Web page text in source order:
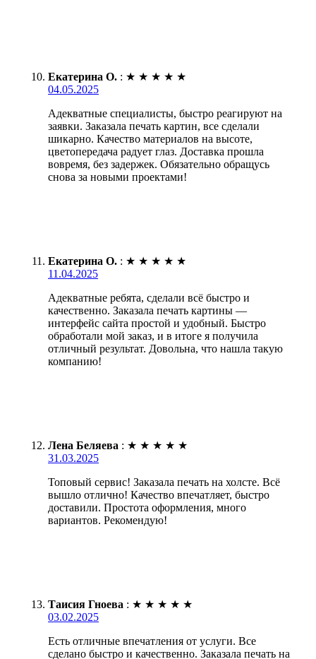
Екатерина О. : ★ ★ ★ ★ ★
04.05.2025
Адекватные специалисты, быстро реагируют на
заявки. Заказала печать картин, все сделали
шикарно. Качество материалов на высоте,
цветопередача радует глаз. Доставка прошла
вовремя, без задержек. Обязательно обращусь
снова за новыми проектами!
Екатерина О. : ★ ★ ★ ★ ★
11.04.2025
Адекватные ребята, сделали всё быстро и
качественно. Заказала печать картины —
интерфейс сайта простой и удобный. Быстро
обработали мой заказ, и в итоге я получила
отличный результат. Довольна, что нашла такую
компанию!
Лена Беляева : ★ ★ ★ ★ ★
31.03.2025
Топовый сервис! Заказала печать на холсте. Всё
вышло отлично! Качество впечатляет, быстро
доставили. Простота оформления, много
вариантов. Рекомендую!
Таисия Гноева : ★ ★ ★ ★ ★
03.02.2025
Есть отличные впечатления от услуги. Все
сделано быстро и качественно. Заказала печать на